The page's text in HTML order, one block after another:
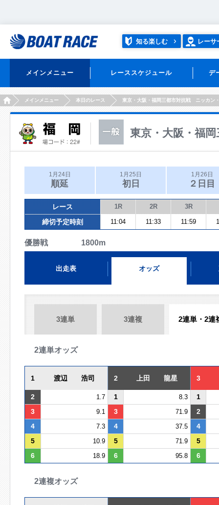
知る楽しむ レーサ
メインメニュー レーススケジュール デ
HOMEメインメニュー 本日のレース 東京・大阪・福岡三都市対抗戦 ニッカン
東京・大阪・福
1月24日
順延
1月25日
初日
1月26日
２日目
レース 1R 2R 3R
締切予定時刻 11:04 11:33 11:59
優勝戦 1800m
出走表 オッズ
3連単 3連複 2連単・2連
2連単オッズ
1 渡辺 浩司 2 上田 龍星 3
2 1.7 1 8.3
1
3
9.1 3 71.9
2
4
7.3 4 37.5
4
5
10.9 5 71.9
5
6
18.9 6 95.8 6
2連複オッズ